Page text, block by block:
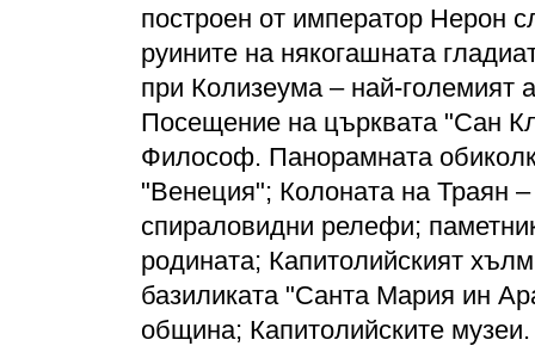
построен от император Нерон
руините на някогашната
при Колизеума – най-големият
Посещение на църквата "Сан
Философ. Панорамната
"Венеция"; Колоната на Траян
спираловидни релефи;
родината; Капитолийският
базиликата "Санта Мария ин
община; Капитолийските музеи.